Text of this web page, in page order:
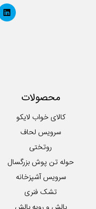
کوسن
محصولات تکی آشپزخانه
محصولات
کالای خواب لایکو
سرویس لحاف
روتختی
حوله تن پوش بزرگسال
سرویس آشپزخانه
تشک فنری